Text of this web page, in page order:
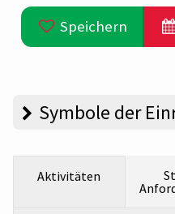
Speichern
Symbole der
Aktivitäten